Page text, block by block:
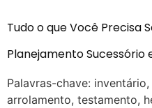
Tudo o que Você Precisa
Planejamento
Palavras-chave:
arrolamento, testamento,